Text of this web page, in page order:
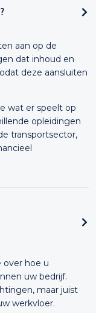
aan op de
dat inhoud en
deze aansluiten
wat er speelt op
opleidingen
transportsector,
over hoe u
uw bedrijf.
maar juist
werkvloer.